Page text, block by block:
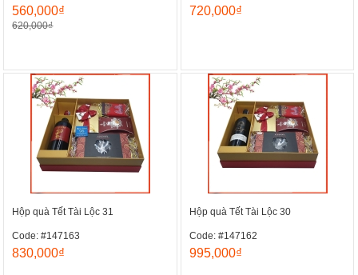
560,000₫
620,000₫
720,000₫
Hộp quà Tết Tài Lộc 31
Code: #147163
830,000₫
Hộp quà Tết Tài Lộc 30
Code: #147162
995,000₫